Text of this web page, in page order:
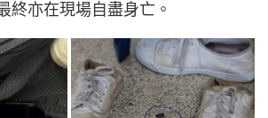
終亦在現場自盡身亡。